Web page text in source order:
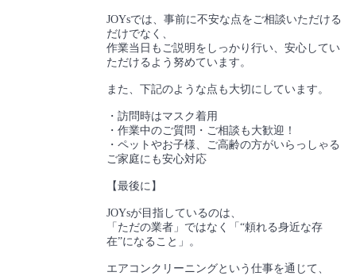
JOYsでは、事前に不安な点をご相談いただける
だけでなく、
作業当日もご説明をしっかり行い、安心してい
ただけるよう努めています。
また、下記のような点も大切にしています。
・訪問時はマスク着用
・作業中のご質問・ご相談も大歓迎！
・ペットやお子様、ご高齢の方がいらっしゃる
ご家庭にも安心対応
【最後に】
JOYsが目指しているのは、
「ただの業者」ではなく「“頼れる身近な存
在”になること」。
エアコンクリーニングという仕事を通じて、